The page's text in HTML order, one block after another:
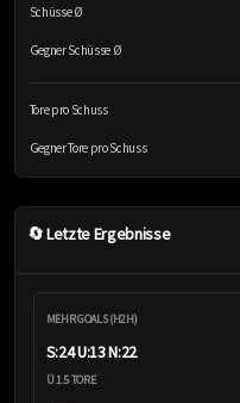
Schüsse Ø
Gegner Schüsse Ø
Tore pro Schuss
Gegner Tore pro Schuss
🔄 Letzte Ergebnisse
MEHR GOALS (H2H)
S:24 U:13 N:22
Ü 1.5 TORE